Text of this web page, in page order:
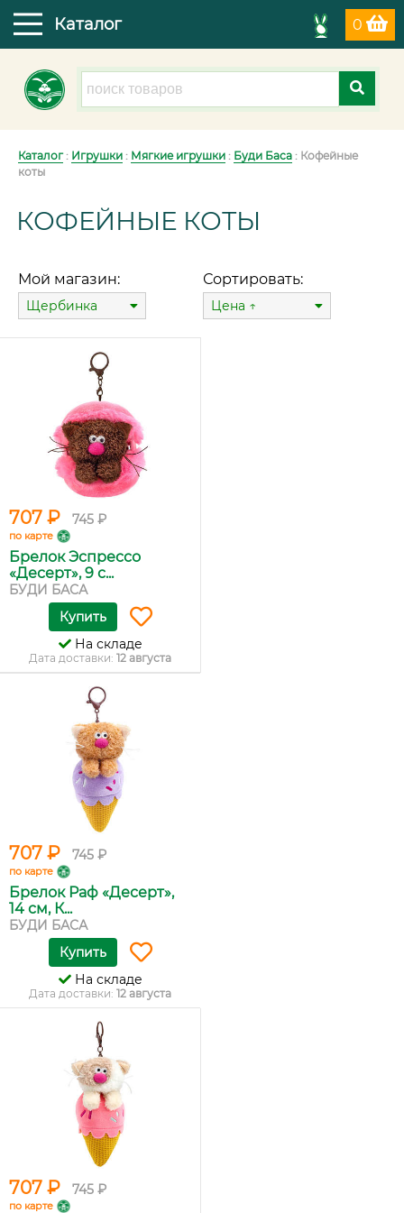
0
Каталог
Каталог: Игрушки : Мягкие игрушки : Буди Баса : Кофейные
коты
КОФЕЙНЫЕ КОТЫ
Мой магазин:
Щербинка
Сортировать:
Цена ↑
707 ₽ 745 ₽
по карте
Брелок Эспрессо
«Десерт», 9 с...
БУДИ БАСА
Купить
На складе
Дата доставки: 12 августа
707 ₽ 745 ₽
по карте
Брелок Раф «Десерт»,
14 см, К...
БУДИ БАСА
Купить
На складе
Дата доставки: 12 августа
707 ₽ 745 ₽
по карте